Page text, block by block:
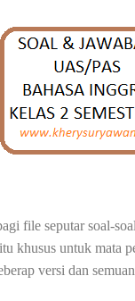
file seputar soal-
khusus untuk mata
versi dan